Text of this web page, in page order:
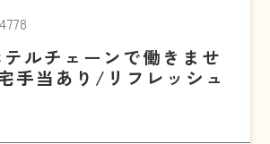
ルチェーンで働きませ
手当あり/リフレッシュ